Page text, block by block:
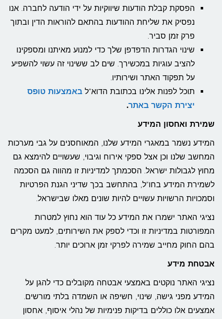
הפסקת קבלת הודעות שיווקיות על ידי הודעה לחברה. אנו
נפסיק את שליחת ההודעות בהתאם להוראות הדין ובתוך
פרק זמן סביר.
שינוי הגדרות הדפדפן שלך כדי למנוע מאיתנו ומספקינו
להציב עוגיות במכשירך. שים לב ששינוי זה עשוי להשפיע
על תפקוד האתר ושירותיו.
תוכל לפנות אלינו בכתובת הדוא"ל באמצעות טופס
יצירת הקשר באתר.
שמירת ואחסון המידע
המידע נשמר במאגרי המידע שלנו, המאוחסנים על גבי מערכות
המחשב שלנו וכן אצל ספקי אירוח וגיבוי, שעשויים להימצא גם
מחוץ לגבולות ישראל. הסכמתך למדיניות זו מהווה גם הסכמה
לשמירת המידע בחו"ל, בהתחשב בכך שדיני הגנת הפרטיות
וסמכויות הרשויות עשויים להיות שונים מאלו שבישראל.
נציגי האתר ישמרו את המידע כל עוד הוא נחוץ למטרות
המפורטות במדיניות זו וכדי לספק את השירותים, למעט מקרים
בהם החוק מחייב שמירה לפרקי זמן ארוכים יותר.
אבטחת מידע
נציגי האתר נוקטים באמצעי אבטחה מקובלים כדי להגן על
המידע מפני גישה, שינוי, חשיפה או השמדה בלתי מורשים.
אמצעים אלו כוללים בדיקות פנימיות של נהלי איסוף, אחסון